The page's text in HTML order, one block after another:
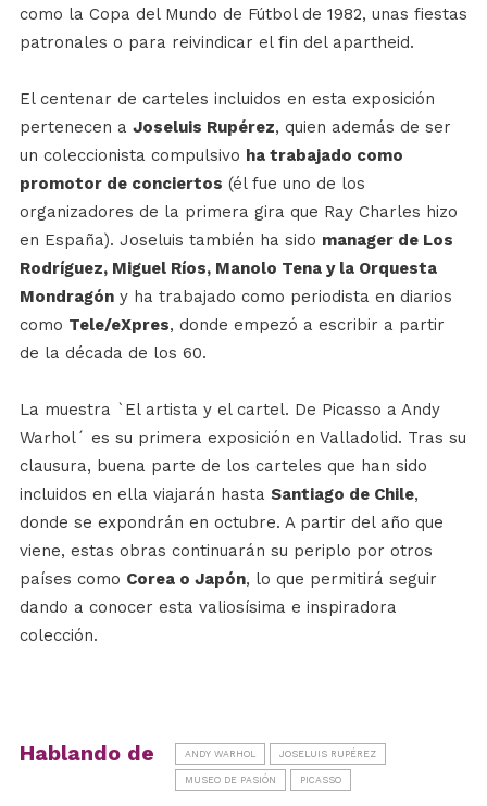
como la Copa del Mundo de Fútbol de 1982, unas fiestas
patronales o para reivindicar el fin del apartheid.
El centenar de carteles incluidos en esta exposición
pertenecen a Joseluis Rupérez, quien además de ser
un coleccionista compulsivo ha trabajado como
promotor de conciertos (él fue uno de los
organizadores de la primera gira que Ray Charles hizo
en España). Joseluis también ha sido manager de Los
Rodríguez, Miguel Ríos, Manolo Tena y la Orquesta
Mondragóny ha trabajado como periodista en diarios
como Tele/eXpres, donde empezó a escribir a partir
de la década de los 60.
La muestra `El artista y el cartel. De Picasso a Andy
Warhol´ es su primera exposición en Valladolid. Tras su
clausura, buena parte de los carteles que han sido
incluidos en ella viajarán hasta Santiago de Chile,
donde se expondrán en octubre. A partir del año que
viene, estas obras continuarán su periplo por otros
países como Corea o Japón, lo que permitirá seguir
dando a conocer esta valiosísima e inspiradora
colección.
Hablando de ANDY WARHOL JOSELUIS RUPÉREZ
MUSEO DE PASIÓN PICASSO